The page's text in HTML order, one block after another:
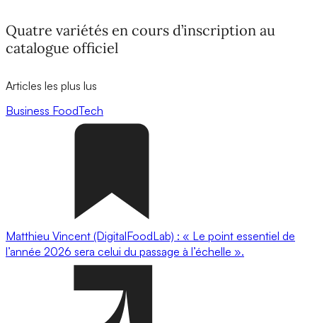
Quatre variétés en cours d’inscription au
catalogue officiel
Articles les plus lus
Business FoodTech
Matthieu Vincent (DigitalFoodLab) : « Le point essentiel de
l’année 2026 sera celui du passage à l’échelle ».